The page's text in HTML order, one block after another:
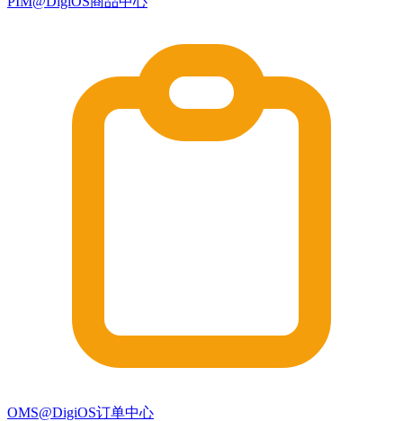
OMS@DigiOS订单中心